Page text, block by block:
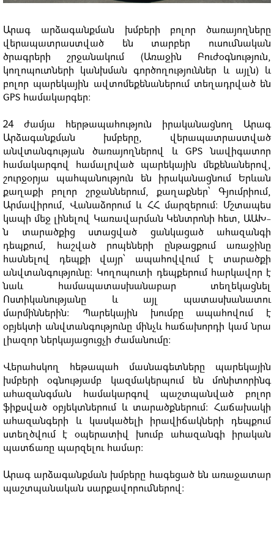
Արագ արձագանքման խմբերի բոլոր ծառայողները
վերապատրաստված են տարբեր ուսումնական
ծրագրերի շրջանակում (Առաջին Բուժօգնություն,
կողոպուտների կանխման գործողություններ և այլն) և
բոլոր պարեկային ավտոմեքենաներում տեղադրված են
GPS համակարգեր:
24 ժամյա հերթապահություն իրականացնող Արագ
Արձագանքման խմբերը, վերապատրաստված
անվտանգության ծառայողներով և GPS նավիգատոր
համակարգով համալրված պարեկային մեքենաներով,
շուրջօրյա պահպանություն են իրականացնում Երևան
քաղաքի բոլոր շրջաններում, քաղաքներ՝ Գյումրիում,
Արմավիրում, Վանաձորում և ՀՀ մարզերում: Մշտապես
կապի մեջ լինելով Կառավարման Կենտրոնի հետ, ԱԱԽ-
ն տարածքից ստացված ցանկացած ահազանգի
դեպքում, հաշված րոպեների ընթացքում առաջինը
հասնելով դեպքի վայր՝ ապահովվում է տարածքի
անվտանգությունը: Կողոպուտի դեպքերում հարկավոր է
նաև համապատասխանաբար տեղեկացնել
Ոստիկանությանը և այլ պատասխանատու
մարմիններին: Պարեկային խումբը ապահովում է
օբյեկտի անվտանգությունը մինչև հաճախորդի կամ նրա
լիազոր ներկայացուցչի ժամանումը:
Վերահսկող հեթապահ մասնագետները պարեկային
խմբերի օգնությամբ կազմակերպում են մոնիտորինգ
ահազանգման համակարգով պաշտպանված բոլոր
ֆիքսված օբյեկտներում և տարածքներում: Հաճախակի
ահազանգերի և կասկածելի իրավիճակների դեպքում
ստեղծվում է օպերատիվ խումբ ահազանգի իրական
պատճառը պարզելու համար:
Արագ արձագանքման խմբերը հագեցած են առաջատար
պաշտպանական սարքավորումներով: